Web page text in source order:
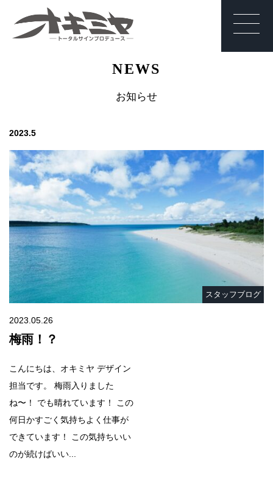
板 有限会社オキNEWS
お知らせ
2023.5
スタッフブログ
2023.05.26
梅雨！？
こんにちは、オキミヤ デザイン
担当です。 梅雨入りました
ね〜！ でも晴れています！ この
何日かすごく気持ちよく仕事が
できています！ この気持ちいい
のが続けばいい...